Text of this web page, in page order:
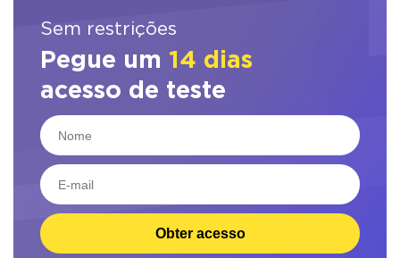
Sem restrições
Pegue um 14 dias
acesso de teste
Obter acesso